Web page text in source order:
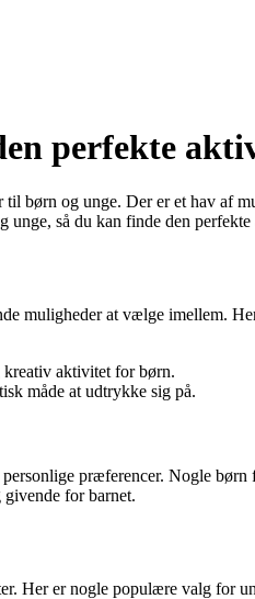
perfekte
og unge. Der er et hav af
så du kan finde den
muligheder at vælge imellem.
kreativ aktivitet for børn.
måde at udtrykke sig på.
præferencer. Nogle
for barnet.
Her er nogle populære valg for